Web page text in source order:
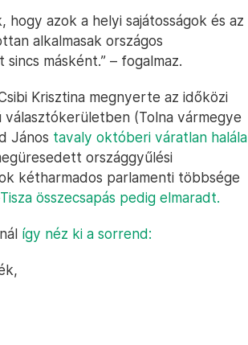
hogy azok a helyi sajátosságok és az
alkalmasak országos
másként.” – fogalmaz.
Krisztina megnyerte az időközi
(Tolna vármegye
János tavaly októberi váratlan halála
országgyűlési
kétharmados parlamenti többsége
összecsapás pedig elmaradt.
így néz ki a sorrend: